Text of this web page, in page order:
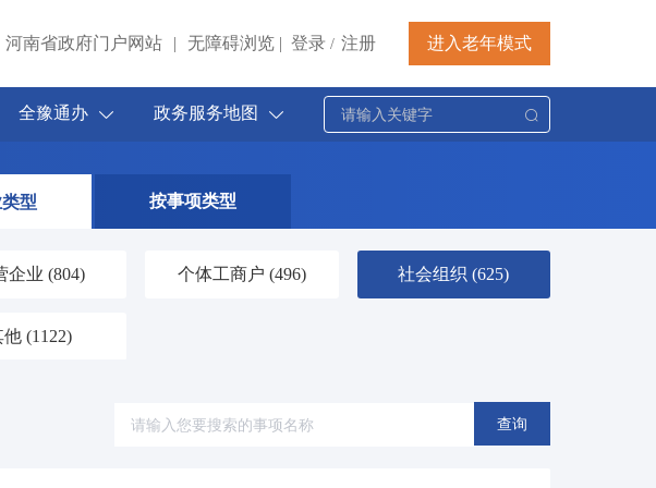
河南省政府门户网站 | 无障碍浏览 | 登录 / 注册 进入老年模式
全豫通办 政务服务地图
型 按事项类型
企业(804) 个体工商户 (496) 社会组织(625)
他(1122)
查询